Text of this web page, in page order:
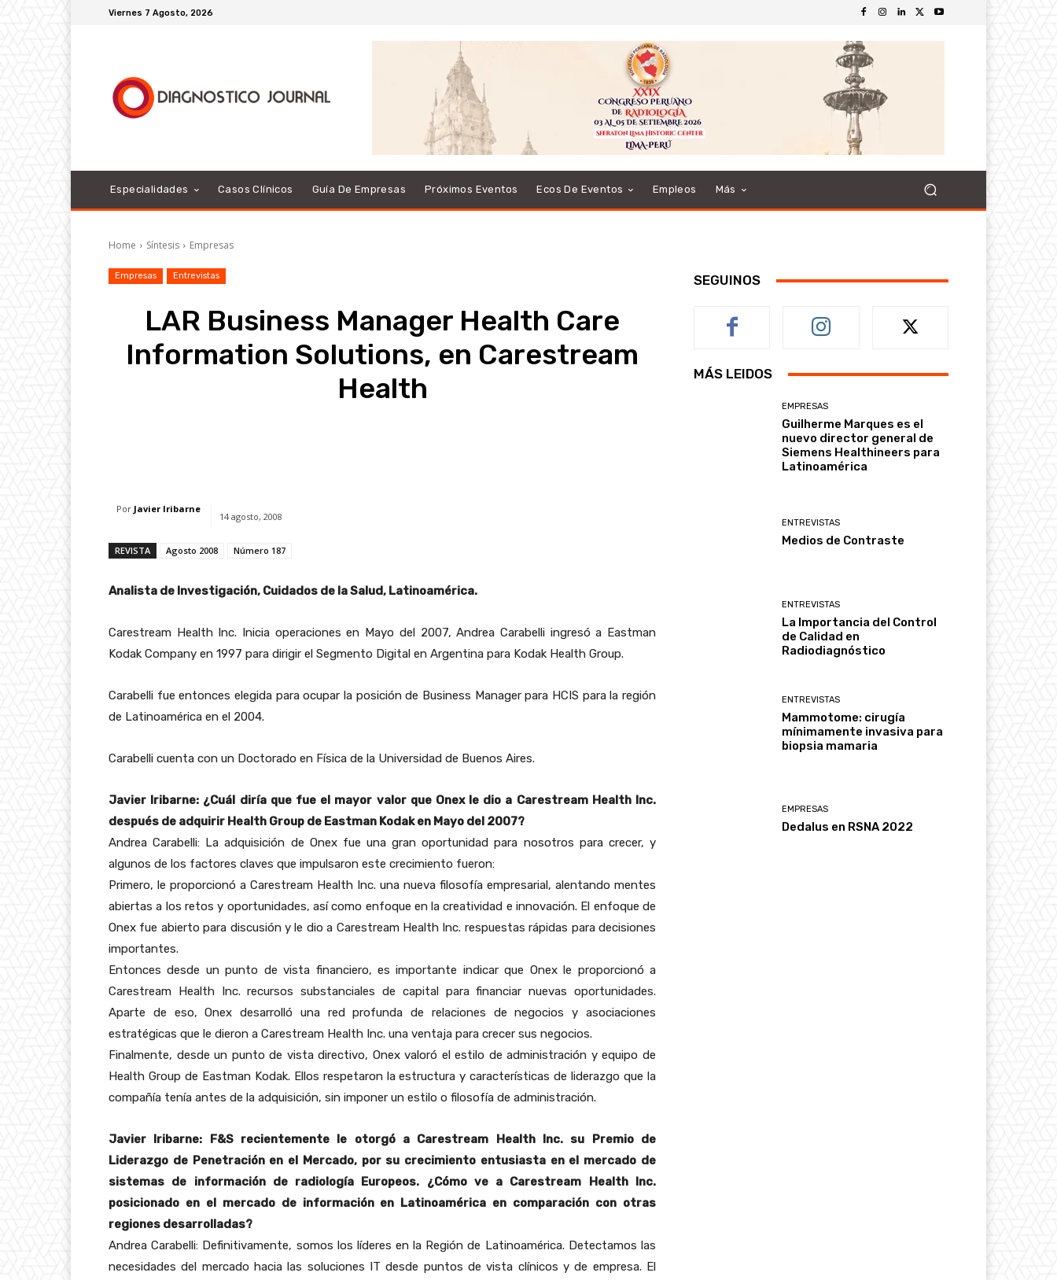
Viernes 7 Agosto, 2026
Especialidades Casos Clínicos Guía De Empresas Próximos Eventos Ecos De Eventos Empleos Más
Home Síntesis Empresas
Empresas Entrevistas
LAR Business Manager Health Care
Information Solutions, en Carestream
Health
Por Javier Iribarne
14 agosto, 2008
REVISTA Agosto 2008 Número 187
Analista de Investigación, Cuidados de la Salud, Latinoamérica.
Carestream Health Inc. Inicia operaciones en Mayo del 2007, Andrea Carabelli ingresó a Eastman
Kodak Company en 1997 para dirigir el Segmento Digital en Argentina para Kodak Health Group.
Carabelli fue entonces elegida para ocupar la posición de Business Manager para HCIS para la región
de Latinoamérica en el 2004.
Carabelli cuenta con un Doctorado en Física de la Universidad de Buenos Aires.
Javier Iribarne: ¿Cuál diría que fue el mayor valor que Onex le dio a Carestream Health Inc.
después de adquirir Health Group de Eastman Kodak en Mayo del 2007?
Andrea Carabelli: La adquisición de Onex fue una gran oportunidad para nosotros para crecer, y
algunos de los factores claves que impulsaron este crecimiento fueron:
Primero, le proporcionó a Carestream Health Inc. una nueva filosofía empresarial, alentando mentes
abiertas a los retos y oportunidades, así como enfoque en la creatividad e innovación. El enfoque de
Onex fue abierto para discusión y le dio a Carestream Health Inc. respuestas rápidas para decisiones
importantes.
Entonces desde un punto de vista financiero, es importante indicar que Onex le proporcionó a
Carestream Health Inc. recursos substanciales de capital para financiar nuevas oportunidades.
Aparte de eso, Onex desarrolló una red profunda de relaciones de negocios y asociaciones
estratégicas que le dieron a Carestream Health Inc. una ventaja para crecer sus negocios.
Finalmente, desde un punto de vista directivo, Onex valoró el estilo de administración y equipo de
Health Group de Eastman Kodak. Ellos respetaron la estructura y características de liderazgo que la
compañía tenía antes de la adquisición, sin imponer un estilo o filosofía de administración.
Javier Iribarne: F&S recientemente le otorgó a Carestream Health Inc. su Premio de
Liderazgo de Penetración en el Mercado, por su crecimiento entusiasta en el mercado de
sistemas de información de radiología Europeos. ¿Cómo ve a Carestream Health Inc.
posicionado en el mercado de información en Latinoamérica en comparación con otras
regiones desarrolladas?
Andrea Carabelli: Definitivamente, somos los líderes en la Región de Latinoamérica. Detectamos las
necesidades del mercado hacia las soluciones IT desde puntos de vista clínicos y de empresa. El
SEGUINOS
MÁS LEIDOS
EMPRESAS
Guilherme Marques es el
nuevo director general de
Siemens Healthineers para
Latinoamérica
ENTREVISTAS
Medios de Contraste
ENTREVISTAS
La Importancia del Control
de Calidad en
Radiodiagnóstico
ENTREVISTAS
Mammotome: cirugía
mínimamente invasiva para
biopsia mamaria
EMPRESAS
Dedalus en RSNA 2022